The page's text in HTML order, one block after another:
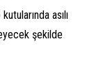
asılı
şekilde